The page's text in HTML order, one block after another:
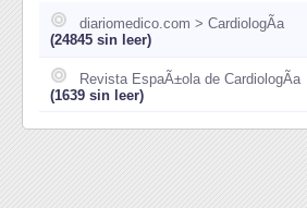
diariomedico.com > CardiologÃ­a
(24845 sin leer)
Revista EspaÃ±ola de CardiologÃ­a
(1639 sin leer)